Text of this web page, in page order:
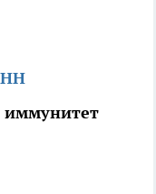
НН